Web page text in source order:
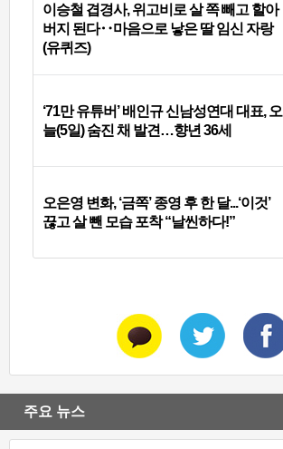
이승철 겹경사, 위고비로 살 쪽 빼고 할아
버지 된다‥마음으로 낳은 딸 임신 자랑
(유퀴즈)
‘71만 유튜버’ 배인규 신남성연대 대표, 오
늘(5일) 숨진 채 발견…향년 36세
오은영 변화, ‘금쪽’ 종영 후 한 달...‘이것’
끊고 살 뺀 모습 포착 “날씬하다!”
주요 뉴스